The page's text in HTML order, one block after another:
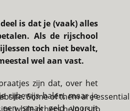
is dat je (vaak) alles
Als de rijschool
toch niet bevalt,
wel aan vast.
zijn dat, over het
rijbewijs halen, maar je
smak geld vooruit
Some of them are essential